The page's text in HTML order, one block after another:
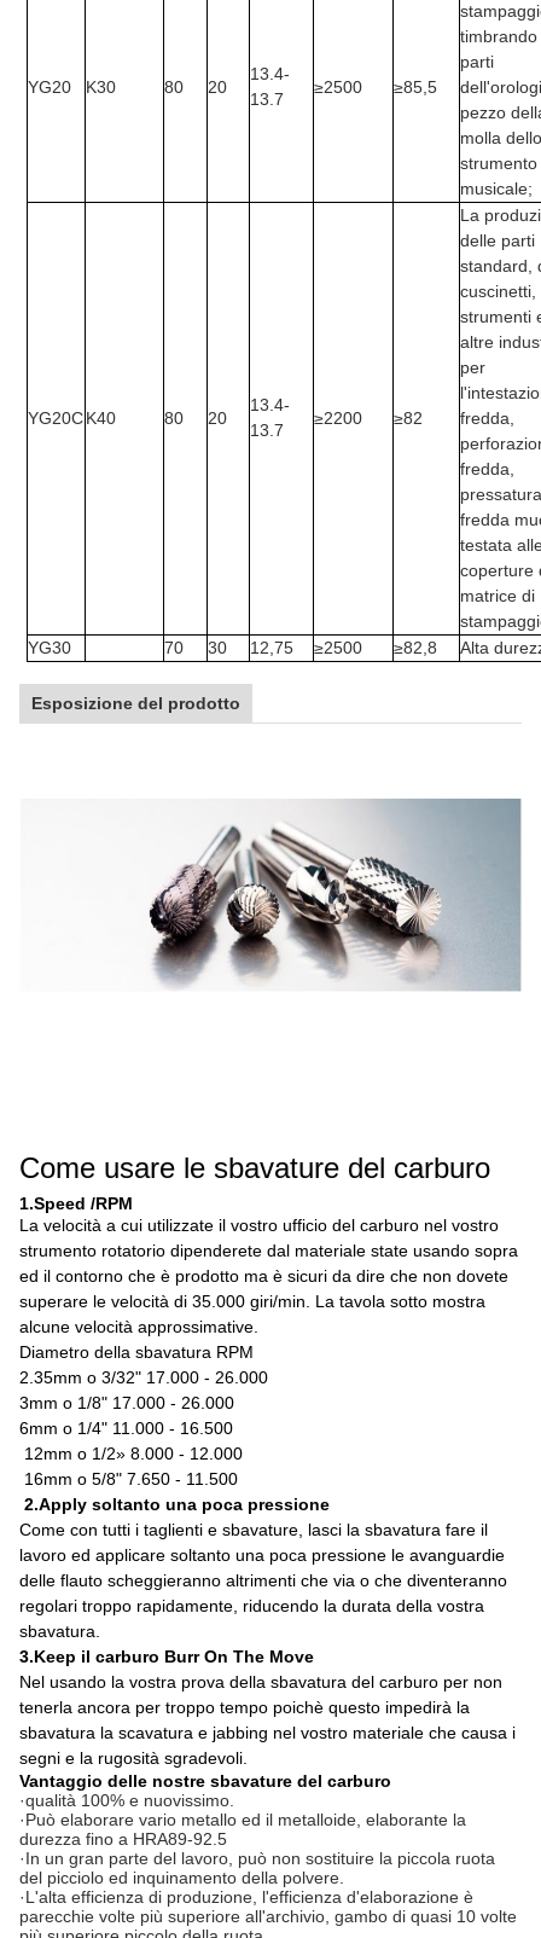
YG20 K30 80 20
13.4-
13.7
≥2500 ≥85,5
timbrando
parti
pezzo
molla
strumento
musicale;
YG20CK40 80 20
13.4-
13.7
≥2200 ≥82
La
delle parti
standard,
cuscinetti,
strumenti
altre
per
fredda,
fredda,
fredda
testata
coperture
matrice di
YG30
70 30 12,75 ≥2500 ≥82,8 Alta
Esposizione del prodotto
Come usare le sbavature del carburo
1.Speed /RPM
La velocità a cui utilizzate il vostro ufficio del carburo nel vostro
strumento rotatorio dipenderete dal materiale state usando sopra
ed il contorno che è prodotto ma è sicuri da dire che non dovete
superare le velocità di 35.000 giri/min. La tavola sotto mostra
alcune velocità approssimative.
Diametro della sbavatura RPM
2.35mm o 3/32" 17.000 - 26.000
3mm o 1/8" 17.000 - 26.000
6mm o 1/4" 11.000 - 16.500
12mm o 1/2» 8.000 - 12.000
16mm o 5/8" 7.650 - 11.500
2.Apply soltanto una poca pressione
Come con tutti i taglienti e sbavature, lasci la sbavatura fare il
lavoro ed applicare soltanto una poca pressione le avanguardie
delle flauto scheggieranno altrimenti che via o che diventeranno
regolari troppo rapidamente, riducendo la durata della vostra
sbavatura.
3.Keep il carburo Burr On The Move
Nel usando la vostra prova della sbavatura del carburo per non
tenerla ancora per troppo tempo poichè questo impedirà la
sbavatura la scavatura e jabbing nel vostro materiale che causa i
segni e la rugosità sgradevoli.
Vantaggio delle nostre sbavature del carburo
·qualità 100% e nuovissimo.
·Può elaborare vario metallo ed il metalloide, elaborante la
durezza fino a HRA89-92.5
·In un gran parte del lavoro, può non sostituire la piccola ruota
del picciolo ed inquinamento della polvere.
·L'alta efficienza di produzione, l'efficienza d'elaborazione è
parecchie volte più superiore all'archivio, gambo di quasi 10 volte